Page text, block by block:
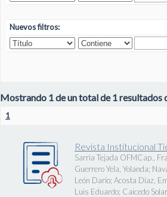
Nuevos filtros:
Mostrando 1 de un total de 1 resultados
1
Revista Institucional
Sarria Tejada OFMCap.,
Guerrero Yela, Yolanda;
León Darío; Acosta Díaz,
Luis Eduardo; Caicedo